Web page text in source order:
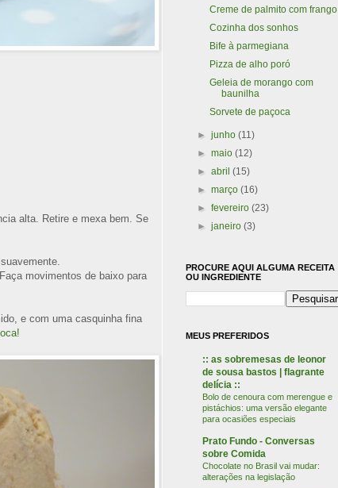
alta. Retire e mexa bem. Se
movimentos de baixo para
e com uma casquinha fina
Creme de palmito com frango
Cozinha dos sonhos
Bife à parmegiana
Pizza de alho poró
Geleia de morango com
baunilha
Sorvete de paçoca
►junho(11)
►maio(12)
►abril(15)
►março(16)
►fevereiro(23)
►janeiro(3)
PROCURE AQUI ALGUMA RECEITA
OU INGREDIENTE
MEUS PREFERIDOS
:: as sobremesas de leonor
de sousa bastos | flagrante
delícia ::
Bolo de cenoura com merengue e
pistáchios: uma versão elegante
para ocasiões especiais
Prato Fundo - Conversas
sobre Comida
Chocolate no Brasil vai mudar:
alterações na legislação